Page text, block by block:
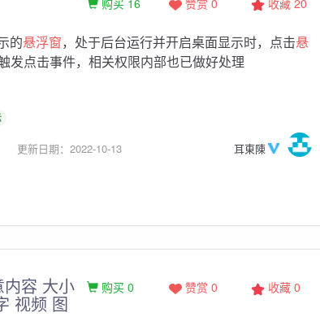
的悬浮窗，处于后台运行并开启桌面显示时，点击悬
发点击事件，相关权限内部也已做好处理
更新日期：2022-10-13 耳東陳
内容 大小
视频 图
收藏 0
赞赏 0
购买 0